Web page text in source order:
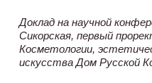
Доклад на научной
Сикорская, первый
Косметологии,
искусства Дом Русской